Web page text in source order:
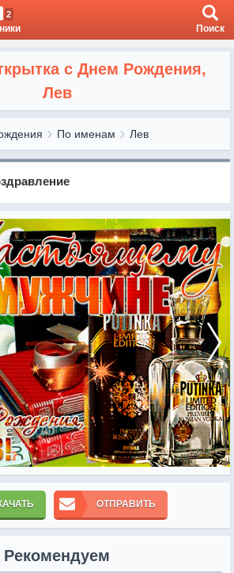
2
Поиск
с Днем Рождения,
Лев
По именам Лев
ОТПРАВИТЬ
Рекомендуем